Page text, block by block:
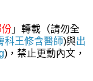
」轉載（請勿全
科王修含醫師)與出
)，禁止更動內文，